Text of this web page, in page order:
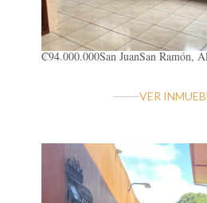
₡94.000.000San JuanSan Ramón,
VER